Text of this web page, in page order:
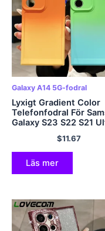
Galaxy A14 5G-fodral
Lyxigt Gradient Color
Telefonfodral För
Galaxy S23 S22 S21
Plus S20 FE Note 20
A34 A14 A53 A52 A23
A13 Mjukt omslag
$11.67
Läs mer